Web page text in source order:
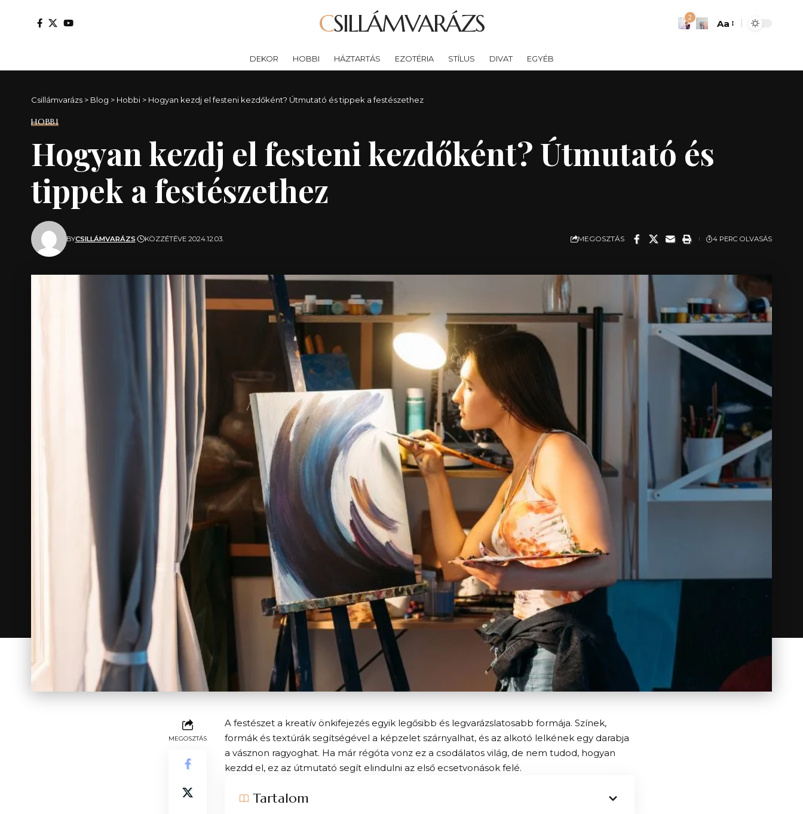
CSILLÁMVARÁZS 2
Font
Aa
DEKOR HOBBI HÁZTARTÁS EZOTÉRIA STÍLUS DIVAT EGYÉB
Csillámvarázs > Blog > Hobbi > Hogyan kezdj el festeni kezdőként? Útmutató és tippek a festészethez
HOBBI
Hogyan kezdj el festeni kezdőként? Útmutató és
tippek a festészethez
BYCSILLÁMVARÁZS KÖZZÉTÉVE 2024.12.03. MEGOSZTÁS 4 PERC OLVASÁS
MEGOSZTÁS
A festészet a kreatív önkifejezés egyik legősibb és legvarázslatosabb formája. Színek,
formák és textúrák segítségével a képzelet szárnyalhat, és az alkotó lelkének egy darabja
a vásznon ragyoghat. Ha már régóta vonz ez a csodálatos világ, de nem tudod, hogyan
kezdd el, ez az útmutató segít elindulni az első ecsetvonások felé.
Tartalom